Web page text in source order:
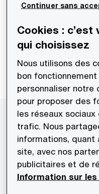
La finance en
4ème CFO Survey Maroc
Notre stratégie
Être l’acteur de
confiance et de la
entreprises.
Cookies : c’est
qui choisissez
Nous utilisons des
bon
personnaliser notre
pour proposer des
les réseaux sociaux
trafic. Nous
informations, quant
site, avec nos
publicitaires et de
Information sur
Continuer sans